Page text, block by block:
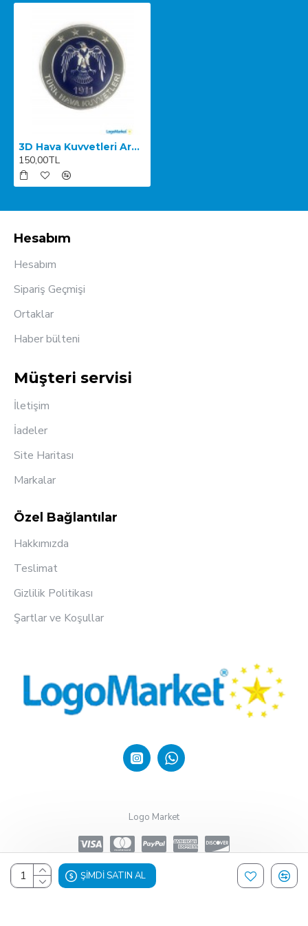
ŞIMDI SATIN AL
3D Hava Kuvvetleri Arma
150,00TL
Hesabım
Hesabım
Sipariş Geçmişi
Ortaklar
Haber bülteni
Müşteri servisi
İletişim
İadeler
Site Haritası
Markalar
Özel Bağlantılar
Hakkımızda
Teslimat
Gizlilik Politikası
Şartlar ve Koşullar
Logo Market
Design, Hosting & Support By Shopgez.com